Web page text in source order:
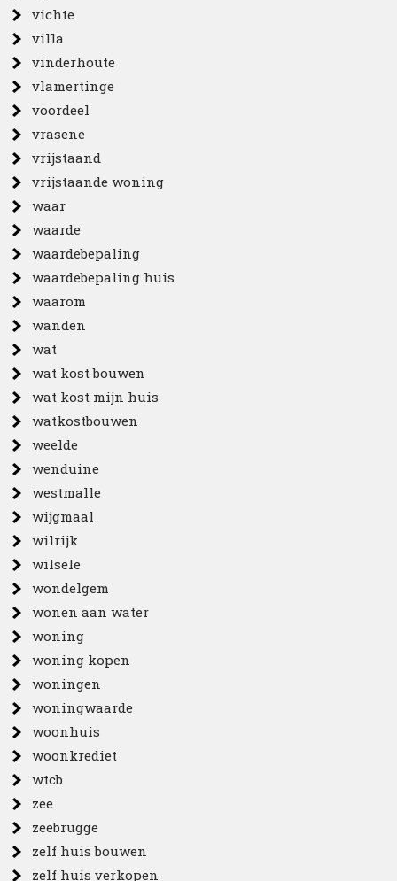
vichte
villa
vinderhoute
vlamertinge
voordeel
vrasene
vrijstaand
vrijstaande woning
waar
waarde
waardebepaling
waardebepaling huis
waarom
wanden
wat
wat kost bouwen
wat kost mijn huis
watkostbouwen
weelde
wenduine
westmalle
wijgmaal
wilrijk
wilsele
wondelgem
wonen aan water
woning
woning kopen
woningen
woningwaarde
woonhuis
woonkrediet
wtcb
zee
zeebrugge
zelf huis bouwen
zelf huis verkopen